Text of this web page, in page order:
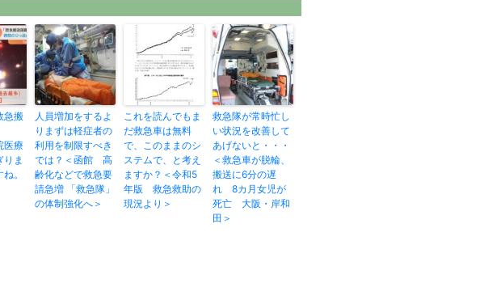
急搬
医療
りま
。
人員増加をするよ
りまずは軽症者の
利用を制限すべき
では？＜函館 高
齢化などで救急要
請急増 「救急隊」
の体制強化へ＞
これを読んでもま
だ救急車は無料
で、このままのシ
ステムで、と考え
ますか？＜令和5
年版 救急救助の
現況より＞
救急隊が常時忙し
い状況を改善して
あげないと・・・
＜救急車が脱輪、
搬送に6分の遅
れ 8カ月女児が
死亡 大阪・岸和
田＞